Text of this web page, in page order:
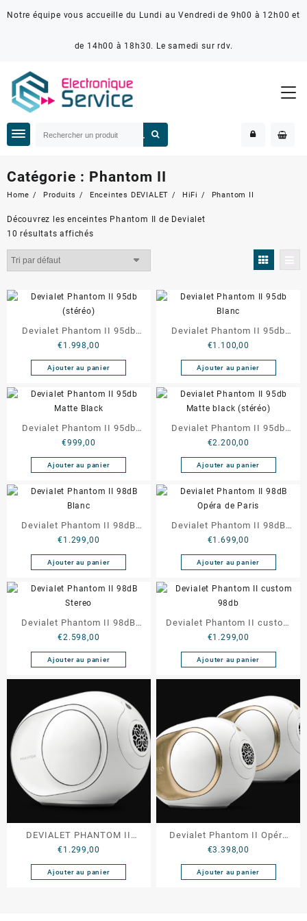
Notre équipe vous accueille du Lundi au Vendredi de 9h00 à 12h00 et
de 14h00 à 18h30. Le samedi sur rdv.
Catégorie : Phantom II
Home Produits Enceintes DEVIALET HiFi Phantom II
Découvrez les enceintes Phantom II de Devialet
10 résultats affichés
Devialet Phantom II 95db
(stéréo)
€1.998,00
Ajouter au panier
Devialet Phantom II 95db
Blanc
€1.100,00
Ajouter au panier
Devialet Phantom II 95db
Matte Black
€999,00
Ajouter au panier
Devialet Phantom II 95db
Matte black (stéréo)
€2.200,00
Ajouter au panier
Devialet Phantom II 98dB
Blanc
€1.299,00
Ajouter au panier
Devialet Phantom II 98dB
Opéra de Paris
€1.699,00
Ajouter au panier
Devialet Phantom II 98dB
Stereo
€2.598,00
Ajouter au panier
Devialet Phantom II custom
98db
€1.299,00
Ajouter au panier
DEVIALET PHANTOM II
HOTEL MODE
€1.299,00
Ajouter au panier
Devialet Phantom II Opéra
de Paris (stéréo)
€3.398,00
Ajouter au panier